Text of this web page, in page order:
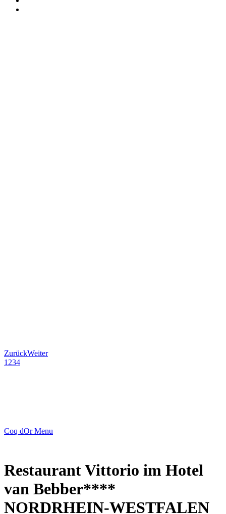
ZurückWeiter
1234
Coq dOr Menu
Restaurant Vittorio im Hotel
van Bebber****
NORDRHEIN-WESTFALEN